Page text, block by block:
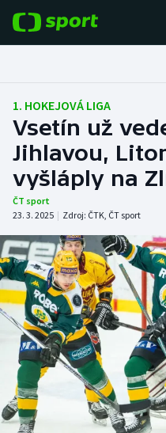
Fotbal
Hokej
Tenis
Atletika
Cyklistika
DALŠÍ SPORTY
Americký fotbal
Baseball a softbal
Basketbal
NEPŘEHLÉDNĚTE
Soutěže
Historické návraty
1. HOKEJOVÁ LIGA
Vsetín už
Jihlavou,
vyšláply na
ČT sport
23. 3. 2025 | Zdroj: ČTK, ČT sport